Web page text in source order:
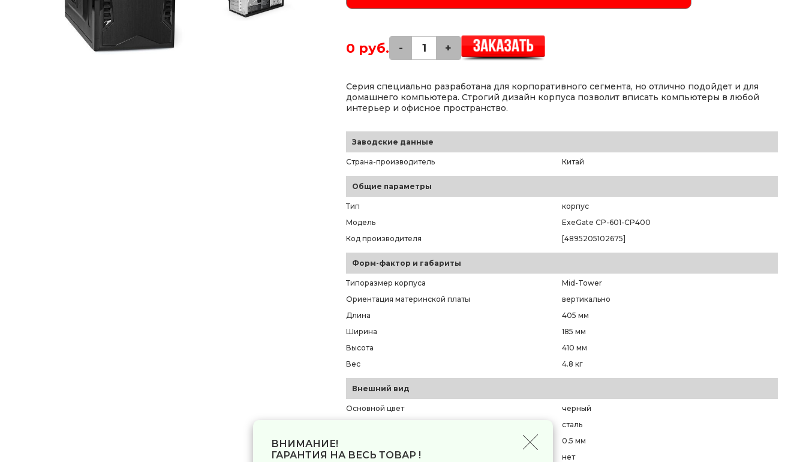
0 руб. - +
Серия специально разработана для корпоративного сегмента, но отлично подойдет и для
домашнего компьютера. Строгий дизайн корпуса позволит вписать компьютеры в любой
интерьер и офисное пространство.
Заводские данные
Страна-производитель Китай
Общие параметры
Тип
корпус
Модель
ExeGate CP-601-CP400
Код производителя
[4895205102675]
Форм-фактор и габариты
Типоразмер корпуса
Mid-Tower
Ориентация материнской платы
вертикально
Длина
405 мм
Ширина
185 мм
Высота
410 мм
Вес
4.8 кг
Внешний вид
Основной цвет
черный
сталь
0.5 мм
Наличие окна на боковой стенке
нет
ВНИМАНИЕ!
ГАРАНТИЯ НА ВЕСЬ ТОВАР !